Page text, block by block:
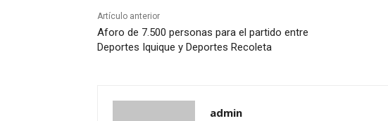
Artículo anterior
Aforo de 7.500 personas para el partido entre
Deportes Iquique y Deportes Recoleta
admin